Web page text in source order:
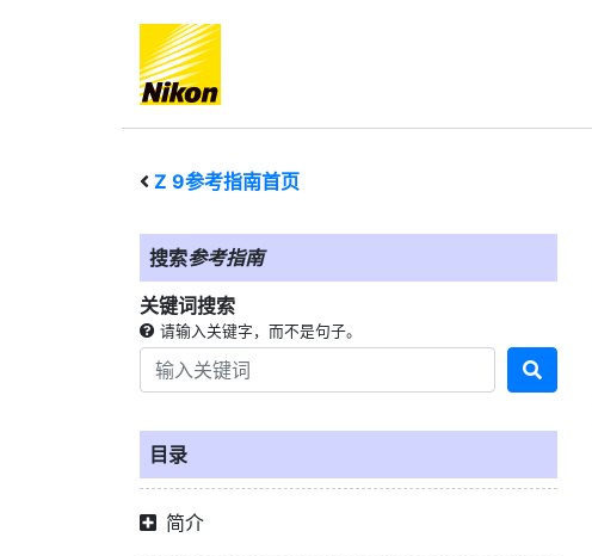
Z 9参考指南首页
搜索参考指南
关键词搜索
请输入关键字，而不是句子。
目录
简介